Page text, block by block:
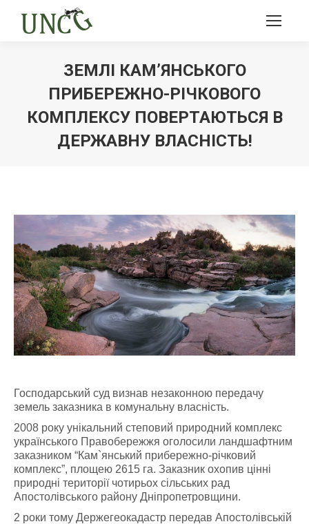
ЗЕМЛІ КАМ’ЯНСЬКОГО
ПРИБЕРЕЖНО-РІЧКОВОГО
КОМПЛЕКСУ ПОВЕРТАЮТЬСЯ В
ДЕРЖАВНУ ВЛАСНІСТЬ!
Господарський суд визнав незаконною передачу
земель заказника в комунальну власність.
2008 року унікальний степовий природний комплекс
українського Правобережжя оголосили ландшафтним
заказником “Кам`янський прибережно-річковий
комплекс”, площею 2615 га. Заказник охопив цінні
природні території чотирьох сільських рад
Апостолівського району Дніпропетровщини.
2 роки тому Держегеокадастр передав Апостолівській